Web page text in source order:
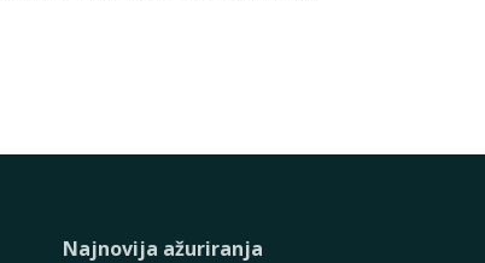
Najnovija ažuriranja